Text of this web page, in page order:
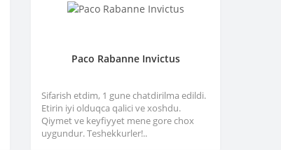
Paco Rabanne Invictus
Sifarish etdim, 1 gune chatdirilma edildi.
Etirin iyi olduqca qalici ve xoshdu.
Qiymet ve keyfiyyet mene gore chox
uygundur. Teshekkurler!..